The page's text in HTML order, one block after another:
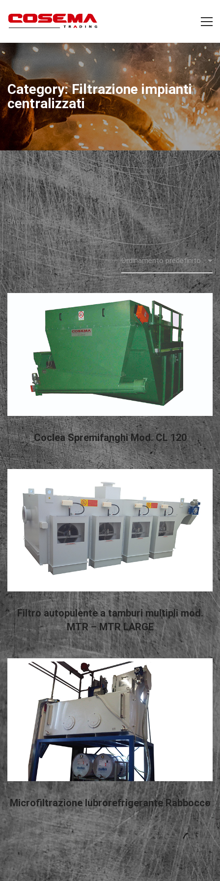
Category: Filtrazione impianti
centralizzati
Showing all 3 results
LEGGI TUTTO
Coclea Spremifanghi Mod. CL 120
LEGGI TUTTO
Filtro autopulente a tamburi multipli mod.
MTR – MTR LARGE
LEGGI TUTTO
Microfiltrazione lubrorefrigerante Rabbocco